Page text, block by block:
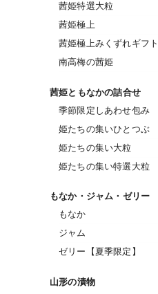
茜姫特選大粒
茜姫極上
茜姫極上みくずれギフト
南高梅の茜姫
茜姫ともなかの詰合せ
季節限定しあわせ包み
姫たちの集いひとつぶ
姫たちの集い大粒
姫たちの集い特選大粒
もなか・ジャム・ゼリー
もなか
ジャム
ゼリー【夏季限定】
山形の漬物